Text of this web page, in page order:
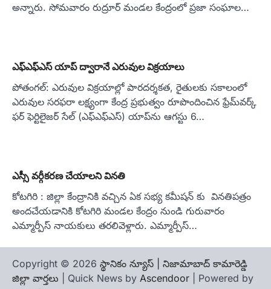
అన్నారు. సోమవారం రుద్రూర్ మండల కేంద్రంలో ప్రజా సంఘాల…
ఎఫ్‌ఎఫ్‌ఎస్‌ యాప్‌ ద్వారానే ఎరువుల విక్రయాలు
పోతంగల్: ఎరువుల విక్రయాల్లో పారదర్శకత, రైతులకు సకాలంలో
ఎరువుల సరఫరా లక్ష్యంగా కేంద్ర ప్రభుత్వం రూపొందించిన ఫ్రేమ్‌వర్క్
ఫర్ ఫెర్టిలైజర్ సేల్ (ఎఫ్‌ఎఫ్‌ఎస్‌) యాప్‌ను ఆగస్టు 6…
ఎస్సీ వర్గీకరణ చేయాలని వినతి
కోటగిరి : జిల్లా కేంద్రానికి వచ్చిన ఏక సభ్య కమీషన్ కు వినతిపత్రం
అందచేయడానికి కోటగిరి మండల కేంద్రం నుండి గురువారం
ఎమ్మార్పీస్ నాయకులు తరలివెళ్లారు. ఎమ్మార్పీస్…
Copyright © 2026 స్థానికం న్యూస్ | నిజామాబాద్ కామారెడ్డి
జిల్లా వార్తలు | Quick News by Ascendoor | Powered by